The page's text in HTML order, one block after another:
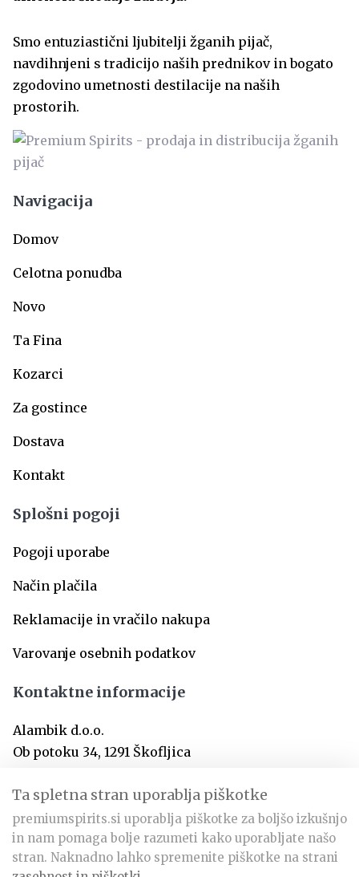
Smo entuziastični ljubitelji žganih pijač,
navdihnjeni s tradicijo naših prednikov in bogato
zgodovino umetnosti destilacije na naših
prostorih.
Navigacija
Domov
Celotna ponudba
Novo
Ta Fina
Kozarci
Za gostince
Dostava
Kontakt
Splošni pogoji
Pogoji uporabe
Način plačila
Reklamacije in vračilo nakupa
Varovanje osebnih podatkov
Kontaktne informacije
Alambik d.o.o.
Ob potoku 34, 1291 Škofljica
info@premiumspirits.si
+386 31 366 797
Ta spletna stran uporablja piškotke
premiumspirits.si uporablja piškotke za boljšo izkušnjo
in nam pomaga bolje razumeti kako uporabljate našo
stran. Naknadno lahko spremenite piškotke na strani